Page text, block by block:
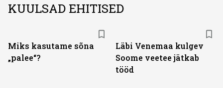
KUULSAD EHITISED
Miks kasutame sõna
„palee“?
Läbi Venemaa kulgev
Soome veetee jätkab
tööd